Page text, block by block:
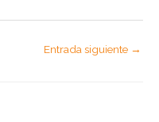
Entrada siguiente →